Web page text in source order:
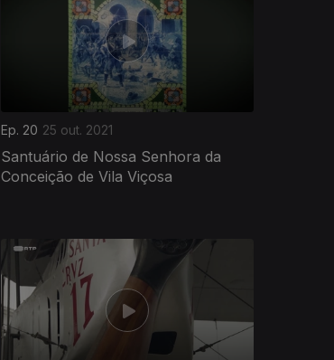
Ep. 20 25 out. 2021
Santuário de Nossa Senhora da
Conceição de Vila Viçosa